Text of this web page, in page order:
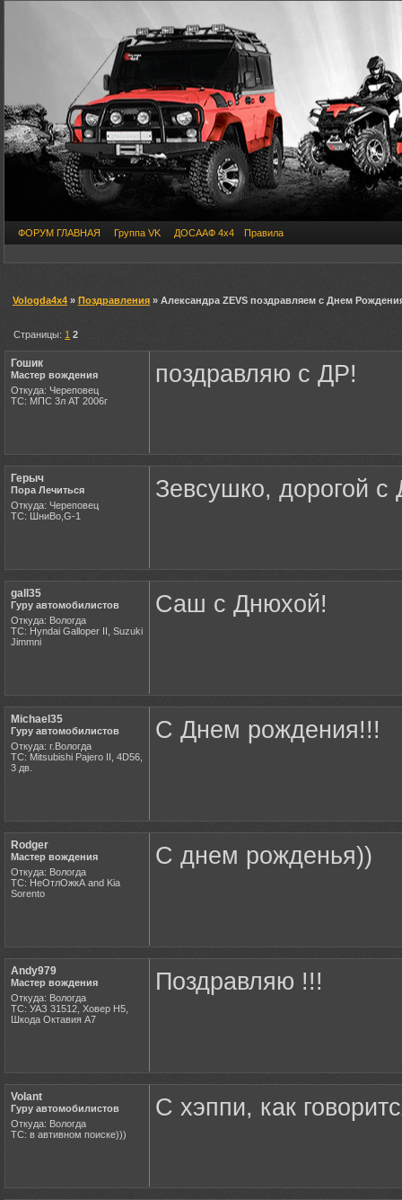
ФОРУМ ГЛАВНАЯ Группа VK ДОСААФ 4х4 Правила
Vologda4x4 » Поздравления » Александра ZEVS поздравляем с Днем
Страницы: 1 2
Гошик
Мастер вождения
Откуда: Череповец
ТС: МПС 3л АТ 2006г
поздравляю с ДР!
Герыч
Пора Лечиться
Откуда: Череповец
ТС: ШниВо,G-1
Зевсушко, дорогой с
gall35
Гуру автомобилистов
Откуда: Вологда
ТС: Hyndai Galloper II, Suzuki
Jimmni
Саш с Днюхой!
Michael35
Гуру автомобилистов
Откуда: г.Вологда
ТС: Mitsubishi Pajero II, 4D56,
3 дв.
С Днем рождения!!!
Rodger
Мастер вождения
Откуда: Вологда
ТС: НеОтлОжкА and Kia
Sorento
C днем рожденья))
Andy979
Мастер вождения
Откуда: Вологда
ТС: УАЗ 31512, Ховер Н5,
Шкода Октавия А7
Поздравляю !!!
Volant
Гуру автомобилистов
Откуда: Вологда
ТС: в автивном поиске)))
С хэппи, как